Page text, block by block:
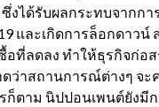
ซึ่งได้รับผลกระทบจากก
และเกิดการล็อกดาวน์
อที่ลดลง ทำให้ธุรกิจก่อส
ว่าสถานการณ์ต่างๆ จะ
ก็ตาม นิปปอนเพนต์ยังมีก